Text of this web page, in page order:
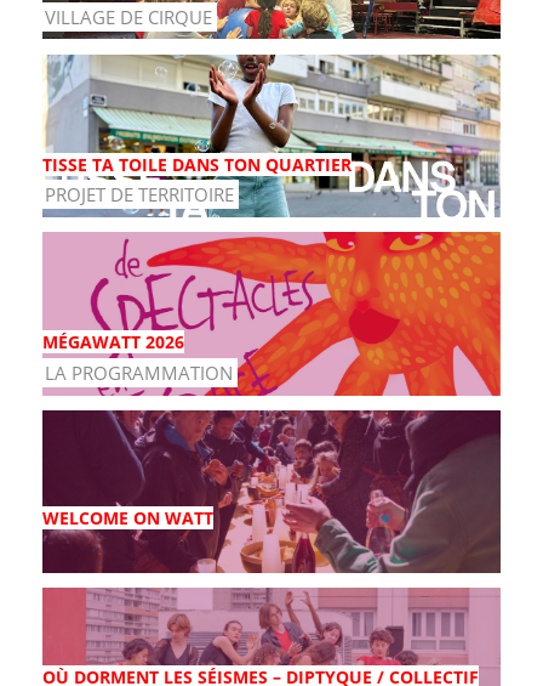
VILLAGE DE CIRQUE
TISSE TA TOILE DANS TON QUARTIER
PROJET DE TERRITOIRE
MÉGAWATT 2026
LA PROGRAMMATION
WELCOME ON WATT
OÙ DORMENT LES SÉISMES – DIPTYQUE / COLLECTIF